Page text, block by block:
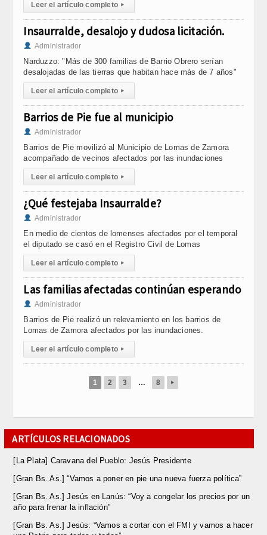
Leer el artículo completo ▸
Insaurralde, desalojo y dudosa licitación.
Administrador
Narduzzo: "Más de 300 familias de Barrio Obrero serían
desalojadas de las tierras que habitan hace más de 7 años"
Leer el artículo completo ▸
Barrios de Pie fue al municipio
Administrador
Barrios de Pie movilizó al Municipio de Lomas de Zamora
acompañado de vecinos afectados por las inundaciones
Leer el artículo completo ▸
¿Qué festejaba Insaurralde?
Administrador
En medio de cientos de lomenses afectados por el temporal
el diputado se casó en el Registro Civil de Lomas
Leer el artículo completo ▸
Las familias afectadas continúan esperando
Administrador
Barrios de Pie realizó un relevamiento en los barrios de
Lomas de Zamora afectados por las inundaciones.
Leer el artículo completo ▸
1 2 3 … 8 ▸
ARTÍCULOS RELACIONADOS
[La Plata] Caravana del Pueblo: Jesús Presidente
[Gran Bs. As.] “Vamos a poner en pie una nueva fuerza política”
[Gran Bs. As.] Jesús en Lanús: “Voy a congelar los precios por un
año para frenar la inflación”
[Gran Bs. As.] Jesús: “Vamos a cortar con el FMI y vamos a hacer